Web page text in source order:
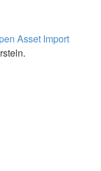
Asset Import